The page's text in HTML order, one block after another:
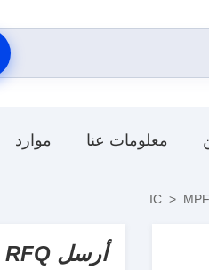
معلومات عنا موارد
>
أرسل RFQ